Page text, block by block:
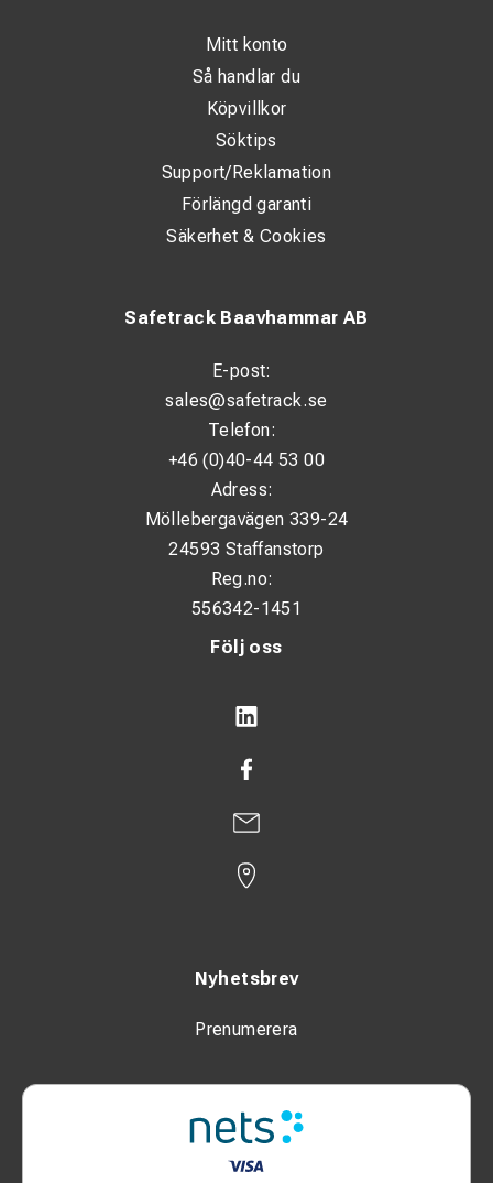
Följ oss
Nyhetsbrev
Prenumerera
Safetrack Baavhammar AB
E-post:
sales@safetrack.se
Telefon:
+46 (0)40-44 53 00
Adress:
Möllebergavägen 339-24
24593 Staffanstorp
Reg.no:
556342-1451
Mitt konto
Så handlar du
Köpvillkor
Söktips
Support/Reklamation
Förlängd garanti
Säkerhet & Cookies